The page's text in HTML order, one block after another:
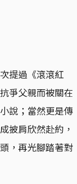
提過《滾滾紅
爭父親而被關在
說；當然更是傳
披肩欣然赴約，
，再光腳踏著對